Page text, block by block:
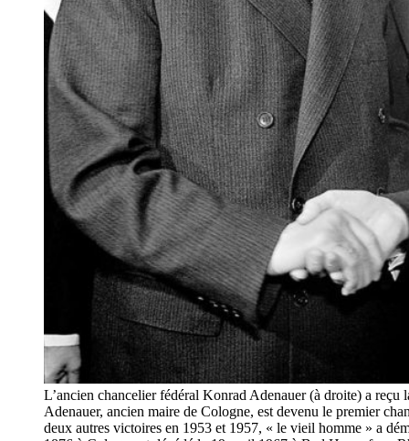
L’ancien chancelier fédéral Konrad Adenauer (à droite) a
Adenauer, ancien maire de Cologne, est devenu le premier
deux autres victoires en 1953 et 1957, « le vieil homme » a